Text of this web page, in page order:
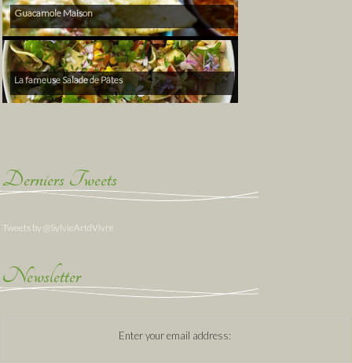
Guacamole Maison
La fameuse Salade de Pâtes
Derniers Tweets
Tweets by @SylvieArtdVivre
Newsletter
Enter your email address: